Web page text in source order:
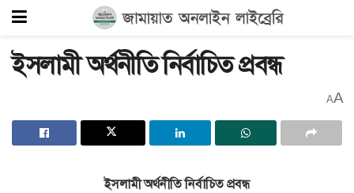
ইসলামী অর্থনীতি নির্বাচিত প্রবন্ধ
AA
ইসলামী অর্থনীতি নির্বাচিত প্রবন্ধ